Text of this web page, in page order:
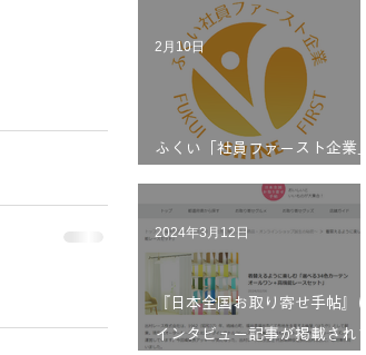
ふくい「社員ファースト企業」
2月10日
『日本全国お取り寄せ手帖』に
インタビュー記事が掲載されま
2024年3月12日